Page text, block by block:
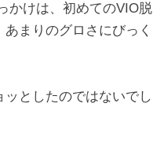
かけは、初めてのVIO脱
まりのグロさにびっく
としたのではないでし